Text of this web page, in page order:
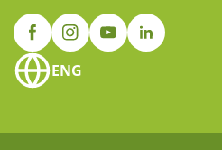
ENG